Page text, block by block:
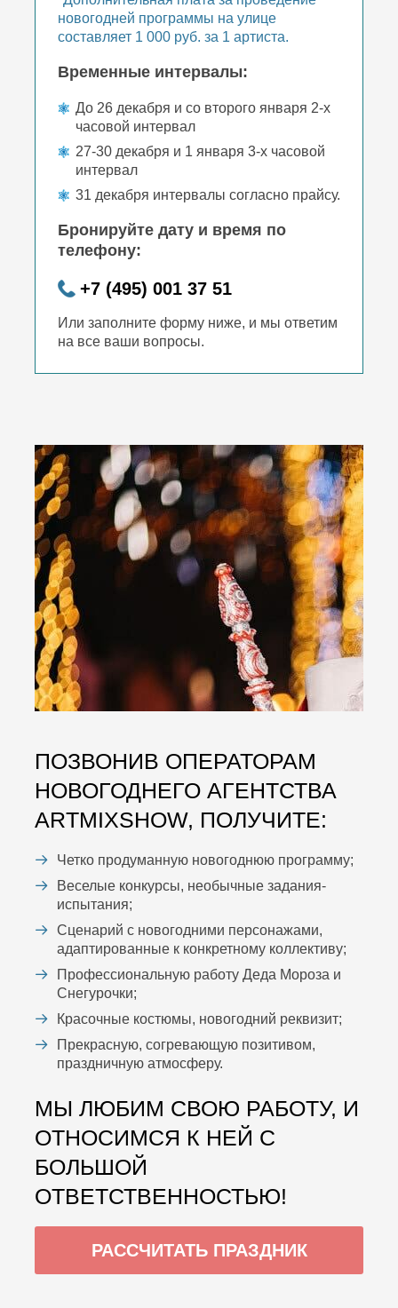
новогодней программы на улице
составляет 1 000 руб. за 1 артиста.
Временные интервалы:
До 26 декабря и со второго января 2-х
часовой интервал
27-30 декабря и 1 января 3-х часовой
интервал
31 декабря интервалы согласно прайсу.
Бронируйте дату и время по
телефону:
+7 (495) 001 37 51
Или заполните форму ниже, и мы ответим
на все ваши вопросы.
ПОЗВОНИВ ОПЕРАТОРАМ
НОВОГОДНЕГО АГЕНТСТВА
ARTMIXSHOW, ПОЛУЧИТЕ:
Четко продуманную новогоднюю программу;
Веселые конкурсы, необычные задания-
испытания;
Сценарий с новогодними персонажами,
адаптированные к конкретному коллективу;
Профессиональную работу Деда Мороза и
Снегурочки;
Красочные костюмы, новогодний реквизит;
Прекрасную, согревающую позитивом,
праздничную атмосферу.
МЫ ЛЮБИМ СВОЮ РАБОТУ, И
ОТНОСИМСЯ К НЕЙ С
БОЛЬШОЙ
ОТВЕТСТВЕННОСТЬЮ!
РАССЧИТАТЬ ПРАЗДНИК